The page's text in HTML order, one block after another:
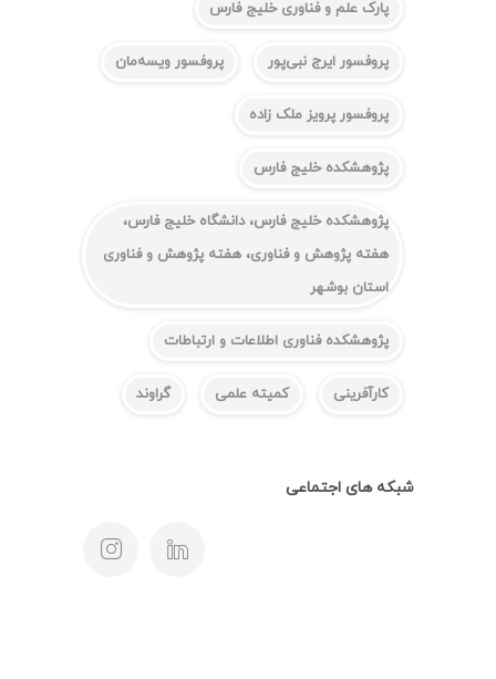
پارک علم و فناوری خلیج فارس
پروفسور ایرج نبی‌پور پروفسور ویسه‌مان
پروفسور پرویز ملک زاده
پژوهشکده خلیج فارس
پژوهشکده خلیج فارس، دانشگاه خلیج فارس،
هفته پژوهش و فناوری، هفته پژوهش و فناوری
استان بوشهر
پژوهشکده فناوری اطلاعات و ارتباطات
کارآفرینی کمیته علمی گراوند
شبکه های اجتماعی